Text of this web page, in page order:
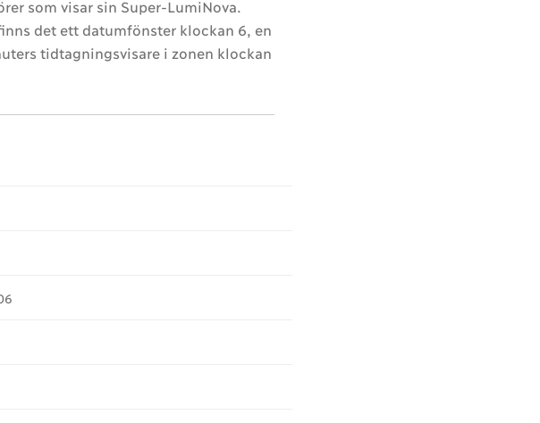
som visar sin Super-LumiNova.
det ett datumfönster klockan 6, en
tidtagningsvisare i zonen klockan